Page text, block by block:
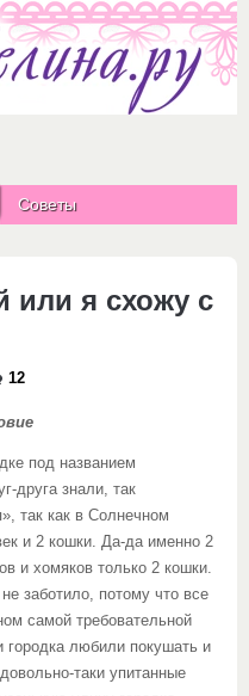
Советы
или я схожу с
12
под названием
друга знали, так
так как в Солнечном
и 2 кошки. Да-да именно 2
и хомяков только 2 кошки.
заботило, потому что все
самой требовательной
городка любили покушать и
таки упитанные